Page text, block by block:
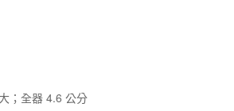
；全器 4.6 公分